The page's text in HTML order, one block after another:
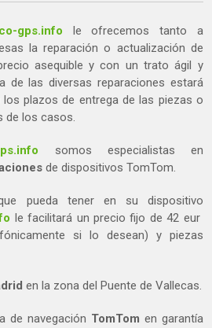
gps.info le ofrecemos tanto a
la reparación o actualización de
asequible y con un trato ágil y
de las diversas reparaciones estará
los plazos de entrega de las piezas o
de los casos.
somos especialistas en
de dispositivos TomTom.
pueda tener en su dispositivo
le facilitará un precio fijo de 42 eur
si lo desean) y piezas
en la zona del Puente de Vallecas.
de navegación TomTom en garantía